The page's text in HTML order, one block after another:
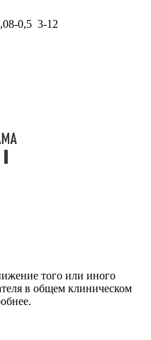
0,5 3-12
того или иного
в общем клиническом